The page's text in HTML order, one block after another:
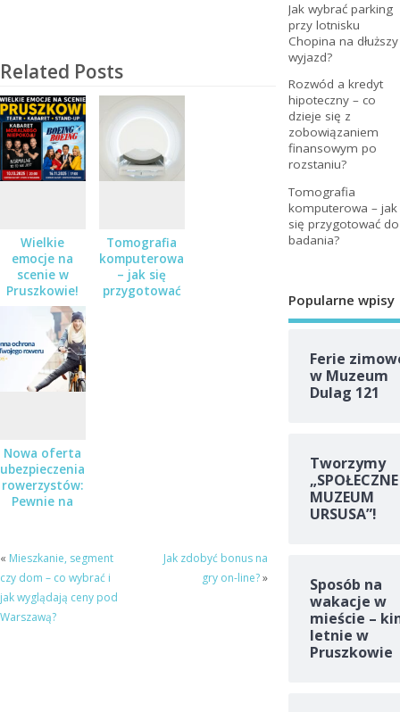
Related Posts
Wielkie
emocje na
scenie w
Pruszkowie!
Teatr,
kabaret i
stand-up – a
do wygrania
podwójne
zaproszenia!
Tomografia
komputerowa
– jak się
przygotować
Nowa oferta
ubezpieczenia
rowerzystów:
Pewnie na
« Mieszkanie, segment
czy dom – co wybrać i
jak wyglądają ceny pod
Warszawą?
Jak zdobyć bonus na
gry on-line?»
Jak wybrać parking
przy lotnisku
Chopina na dłuższy
wyjazd?
Rozwód a kredyt
hipoteczny – co
dzieje się z
zobowiązaniem
finansowym po
rozstaniu?
Tomografia
komputerowa – jak
się przygotować do
badania?
Popularne wpisy
Ferie
w Muzeum
Dulag 121
Tworzymy
„SPOŁECZNE
MUZEUM
URSUSA”!
Sposób na
wakacje w
mieście –
letnie w
Pruszkowie